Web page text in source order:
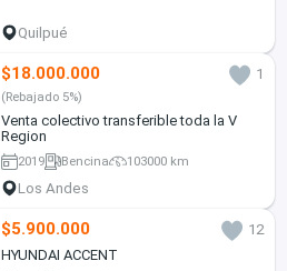
Quilpué
$18.000.000 1
(Rebajado 5%)
Venta colectivo transferible toda la V
Region
2019 Bencina 103000 km
Los Andes
$5.900.000
12
HYUNDAI ACCENT